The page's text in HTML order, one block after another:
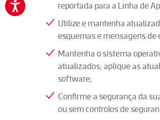
reportada para a Linha de
Utilize e mantenha
esquemas e mensagens
Mantenha o sistema
atualizados; aplique as
software;
Confirme a segurança da
ou sem controlos de